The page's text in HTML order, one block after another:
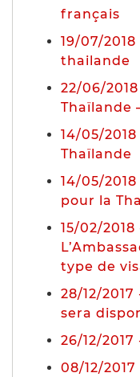
français
19/07/
thailande
22/06/
Thaïlande
14/05/
Thaïlande
14/05/
pour la
15/02/2018
type de
28/12/2017
sera
26/12/
08/12/